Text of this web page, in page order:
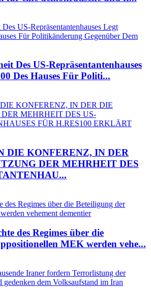
Des US-Repräsentantenhauses
Des Hauses Für Politi...
DIE KONFERENZ, IN DER
DER MEHRHEIT DES
des Regimes über die
MEK werden vehe...